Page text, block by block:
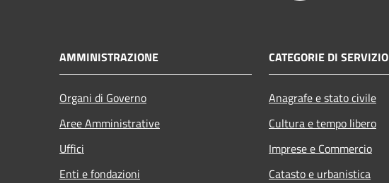
AMMINISTRAZIONE
Organi di Governo
Aree Amministrative
Uffici
Enti e fondazioni
CATEGORIE DI SERVIZIO
Anagrafe e stato civile
Cultura e tempo libero
Imprese e Commercio
Catasto e urbanistica